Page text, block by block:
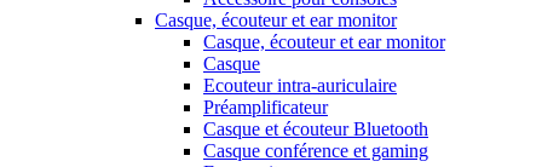
Casque, écouteur et ear monitor
Casque, écouteur et ear monitor
Casque
Ecouteur intra-auriculaire
Préamplificateur
Casque et écouteur Bluetooth
Casque conférence et gaming